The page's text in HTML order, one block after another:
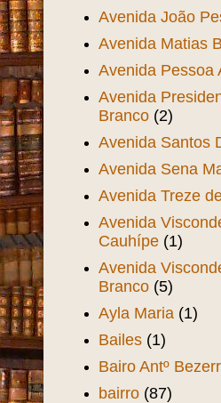
Avenida João
Avenida Matias
Avenida Pessoa
Avenida
Branco (2)
Avenida Santos
Avenida Sena
Avenida Treze
Avenida
Cauhípe (1)
Avenida
Branco (5)
Ayla Maria (1)
Bailes (1)
Bairo Antº
bairro (87)